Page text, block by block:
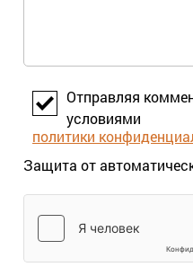
Отправляя
условиями
политики
Защита от